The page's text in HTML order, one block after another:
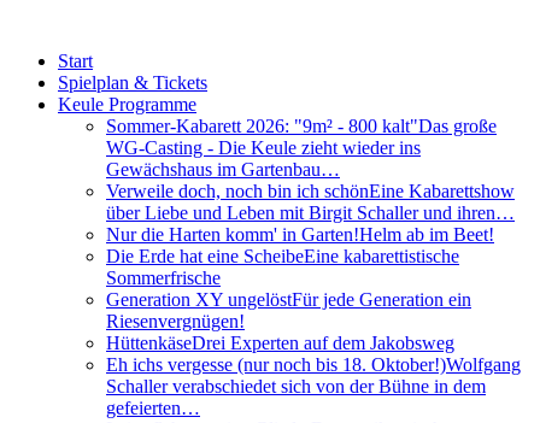
Start
Spielplan & Tickets
Keule Programme
Sommer-Kabarett 2026: "9m² - 800 kalt"Das große
WG-Casting - Die Keule zieht wieder ins
Gewächshaus im Gartenbau…
Verweile doch, noch bin ich schönEine Kabarettshow
über Liebe und Leben mit Birgit Schaller und ihren…
Nur die Harten komm' in Garten!Helm ab im Beet!
Die Erde hat eine ScheibeEine kabarettistische
Sommerfrische
Generation XY ungelöstFür jede Generation ein
Riesenvergnügen!
HüttenkäseDrei Experten auf dem Jakobsweg
Eh ichs vergesse (nur noch bis 18. Oktober!)Wolfgang
Schaller verabschiedet sich von der Bühne in dem
gefeierten…